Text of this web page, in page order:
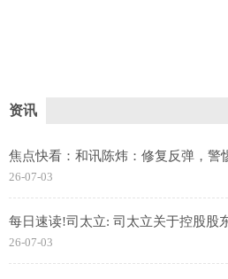
资讯
焦点快看：和讯陈炜：修复反弹，警
26-07-03
每日速读!司太立: 司太立关于控股股
26-07-03